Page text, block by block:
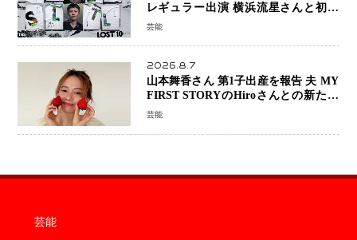
レギュラー出演 横浜流星さんと初共
演『LOST10』で異色バディ結成
芸能
2026.8.7
山本舞香さん 第1子出産を報告 夫 MY
FIRST STORYのHiroさんとの新たな
家族生活「母子ともに健康」
芸能
芸能